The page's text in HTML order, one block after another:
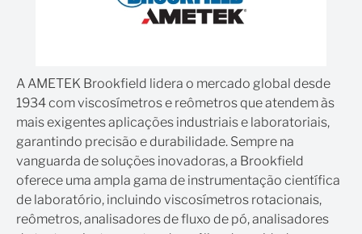
Umidade: 0% – 80% U.R., atmosfera não
A escala em centipoise é apenas para referência. Não
utilizar para calibração.
A AMETEK Brookfield lidera o mercado global desde
1934 com viscosímetros e reômetros que atendem às
mais exigentes aplicações industriais e laboratoriais,
garantindo precisão e durabilidade. Sempre na
vanguarda de soluções inovadoras, a Brookfield
oferece uma ampla gama de instrumentação científica
de laboratório, incluindo viscosímetros rotacionais,
reômetros, analisadores de fluxo de pó, analisadores